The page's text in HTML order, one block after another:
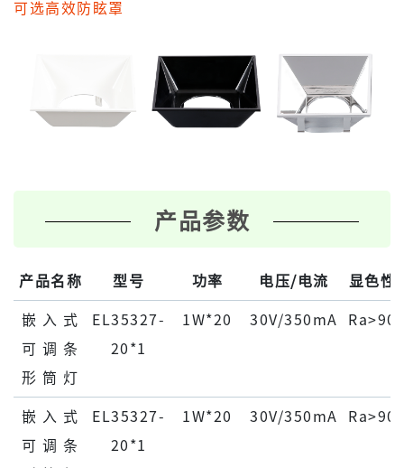
可选高效防眩罩
产品参数
产品名称 型号 功率 电压/电流 显色性
嵌 ⼊ 式
可 调 条
形 筒 灯
EL35327-
20*1
1W*20 30V/350mA Ra>90
嵌 ⼊ 式
可 调 条
EL35327-
20*1
1W*20 30V/350mA Ra>90